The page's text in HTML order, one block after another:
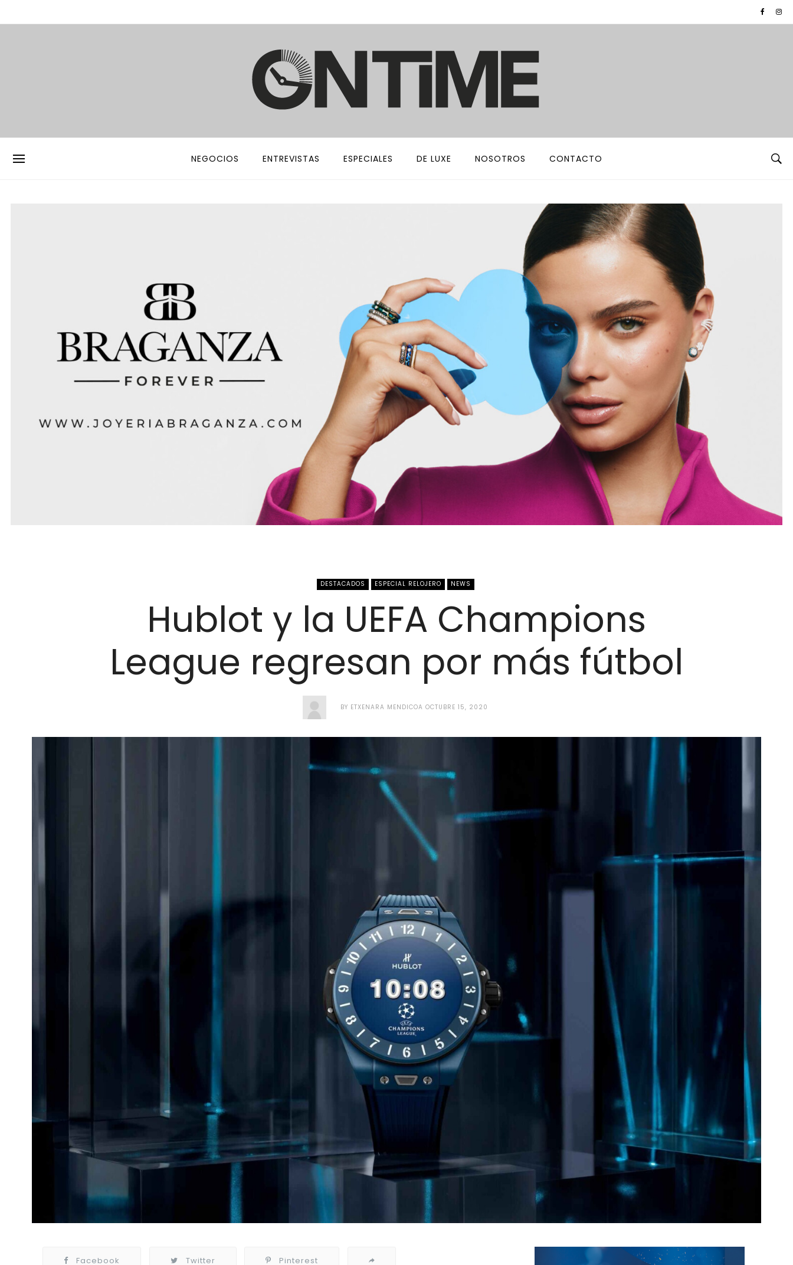
NEGOCIOS ENTREVISTAS ESPECIALES DE LUXE NOSOTROS CONTACTO
DESTACADOS ESPECIAL RELOJERO NEWS
Hublot y la UEFA Champions
League regresan por más fútbol
BY ETXENARA MENDICOA OCTUBRE 15, 2020
Facebook Twitter Pinterest